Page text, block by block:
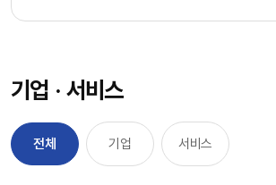
업의 업무 처리 속도를 비약적으로 단축시켰고, 디
지털 전환을 달성하는 가장 확실한 방법론으로 자
리 잡았습니다.그러나 IT 인프라의 규모가 팽창하
면서 엔터프라이즈 환경에는 심각한 구조적 역설
기업 · 서비스
전체 기업 서비스